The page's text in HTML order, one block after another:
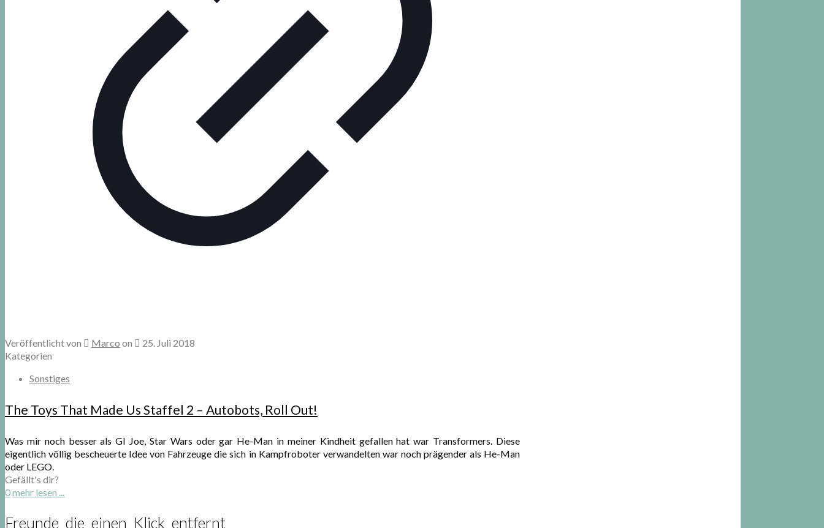
Veröffentlicht von Marco on
25. Juli 2018
Kategorien
Sonstiges
The Toys That Made Us Staffel 2 – Autobots, Roll Out!
Was mir noch besser als GI Joe, Star Wars oder gar He-Man in meiner Kindheit gefallen hat war Transformers. Diese
eigentlich völlig bescheuerte Idee von Fahrzeuge die sich in Kampfroboter verwandelten war noch prägender als He-Man
oder LEGO.
Gefällt's dir?
0mehr lesen ...
Freunde die einen Klick entfernt